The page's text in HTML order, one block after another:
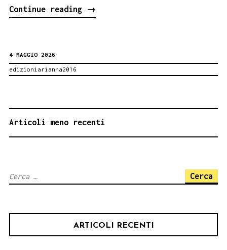
Continue reading
Il
→
4 MAGGIO 2026
edizioniarianna2016
NAVIGAZIONE
ARTICOLI
Articoli meno recenti
Ricerca
ARTICOLI RECENTI